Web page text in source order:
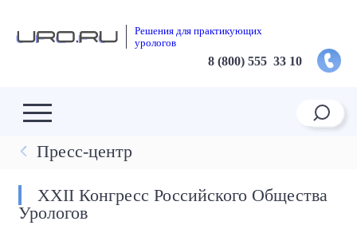
Решения для практикующих
урологов
8 (800) 555 33 10
Пресс-центр
XXII Конгресс Российского Общества
Урологов